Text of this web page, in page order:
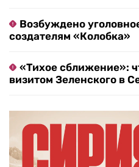
Возбуждено
создателям «Колобка»
«Тихое сближение»:
визитом Зеленского в